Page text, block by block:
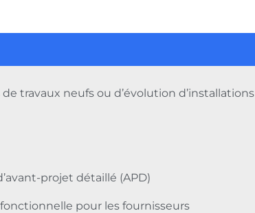
travaux neufs ou d’évolution d’installations
projet détaillé (APD)
pour les fournisseurs